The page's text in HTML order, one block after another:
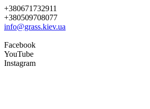
+380671732911
+380509708077
info@grass.kiev.ua
Facebook
YouTube
Instagram